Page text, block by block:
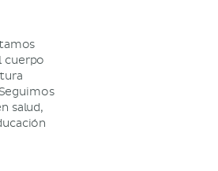
cuerpo
salud,